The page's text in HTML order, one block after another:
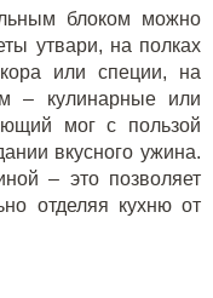
блоком можно
утвари, на полках
или специи, на
– кулинарные или
мог с пользой
вкусного ужина.
– это позволяет
отделяя кухню от